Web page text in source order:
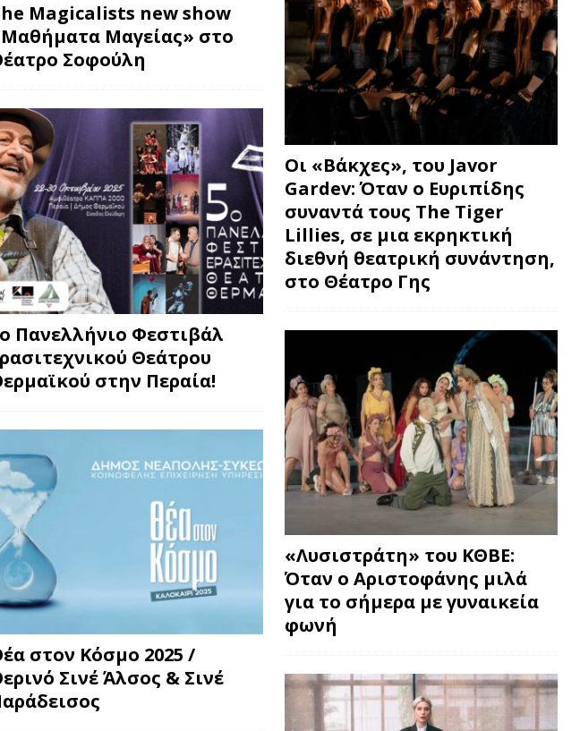
Magicalists new show
Μαγείας» στο
Σοφούλη
Πανελλήνιο Φεστιβάλ
Θεάτρου
στην Περαία!
στον Κόσμο 2025 /
Σινέ Άλσος & Σινέ
Οι «Βάκχες», του Javor
Gardev: Όταν ο Ευριπίδης
συναντά τους The Tiger
Lillies, σε μια εκρηκτική
διεθνή θεατρική συνάντηση,
στο Θέατρο Γης
«Λυσιστράτη» του ΚΘΒΕ:
Όταν ο Αριστοφάνης μιλά
για το σήμερα με γυναικεία
φωνή